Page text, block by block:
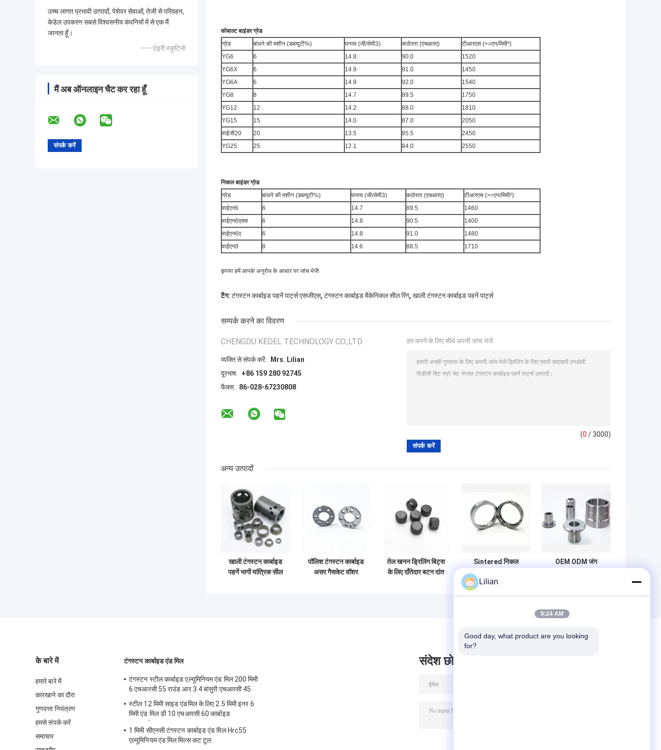
उच्च लागत प्रभावी उत्पादों, पेशेवर सेवाओं, तेजी से परिवहन,
केडेल उपकरण सबसे विश्वसनीय कंपनियों में से एक मैं
जानता हूँ।
—— एंड्री स्कुटिनो
मैं अब ऑनलाइन चैट कर रहा हूँ
कोबाल्ट बाइंडर ग्रेड
ग्रेड
बांधने की मशीन (डब्ल्यूटी%) घनत्व (जी/सेमी3) कठोरता (एचआरए)
टीआरएस (>=एन/मिमी²)
YG6
6 14.8 90.0
1520
YG6X
6 14.9 91.0
1450
YG6A
6 14.9 92.0
1540
YG8
8 14.7 89.5
1750
YG12
12 14.2 88.0
1810
YG15
15 14.0 87.0
2050
वाईजी20
20 13.5 85.5
2450
YG25
25 12.1 84.0 2550
निकल बाइंडर ग्रेड
ग्रेड
बांधने की मशीन (डब्ल्यूटी%) घनत्व (जी/सेमी3) कठोरता (एचआरए)
टीआरएस (>=एन/मिमी²)
वाईएन6
6 14.7 89.5
1460
वाईएन6एक्स
6 14.8 90.5
1400
वाईएन6ए
6 14.8 91.0
1480
वाईएन8
8 14.6 88.5 1710
कृपया हमें आपके अनुरोध के आधार पर जांच भेजें!
टैग: टंगस्टन कार्बाइड पहनें पार्ट्स एसजीएस, टंगस्टन कार्बाइड मैकेनिकल सील रिंग, खाली टंगस्टन कार्बाइड पहनें पार्ट्स
सम्पर्क करने का विवरण
CHENGDU KEDEL TECHNOLOGY CO.,LTD
व्यक्ति से संपर्क करें:
Mrs. Lilian
दूरभाष:
+86 159 280 92745
फैक्स:
86-028-67230808
हम करने के लिए सीधे अपनी जांच भेजें
(0 / 3000)
अन्य उत्पादों
खाली टंगस्टन कार्बाइड
पहनें भागों यांत्रिक सील
पॉलिश टंगस्टन कार्बाइड
असर गैसकेट वॉशर
तेल खनन ड्रिलिंग बिट्स
के लिए दाँतेदार बटन दांत
Sintered निकल
बाइंडर टंगस्टन कार्बाइड
पार्ट्स घर्षण प्रतिरोध
OEM ODM जंग
के बारे में
हमारे बारे में
कारखाने का दौरा
गुणवत्ता नियंत्रण
हमसे संपर्क करें
समाचार
टंगस्टन कार्बाइड एंड मिल
टंगस्टन स्टील कार्बाइड एल्यूमिनियम एंड मिल 200 मिमी
6 एचआरसी 55 राउंड आर 3 4 बांसुरी एचआरसी 45
स्टील 12 मिमी साइड एंडमिल के लिए 2.5 मिमी इनर 6
मिमी एंड मिल डी 10 एचआरसी 60 कार्बाइड
1 मिमी सीएनसी टंगस्टन कार्बाइड एंड मिल Hrc55
एल्यूमिनियम एंड मिल मिल्स कट टूल:
संदेश छोड़ दो
Lilian
9:24 AM
Good day, what product are you looking
for?